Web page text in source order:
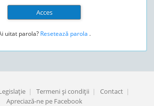
uitat parola? Resetează parola .
| Termeni şi condiţii | Contact |
Apreciază-ne pe Facebook